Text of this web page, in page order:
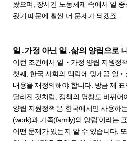
왔으며, 장시간 노동체제 속에서 일
왔기 때문에 훨씬 더 문제가 되겠죠.
일․가정 아닌 일․삶의 양립으로
이런 조건에서 일‧가정 양립 지원정
첫째, 한국 사회의 맥락에 맞게끔 일
내용을 재정의해야 합니다. 방금 제 표
달라진 것처럼, 정책의 명칭도 바뀌어
양립 지원정책’은 한국에서만 사용하
(work)과 가족(family)의 양립’이라는
어떤 문제가 있는지 알 수 있습니다.